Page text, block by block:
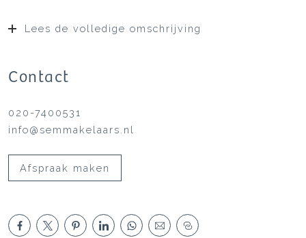
Lees de volledige omschrijving
Contact
020-7400531
info@semmakelaars.nl
Afspraak maken